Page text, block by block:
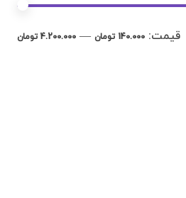
قيمت: 140.000 تومان — 4.200.000 تومان